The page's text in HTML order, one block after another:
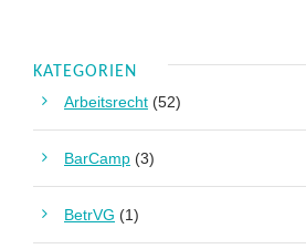
KATEGORIEN
Arbeitsrecht (52)
BarCamp (3)
BetrVG (1)